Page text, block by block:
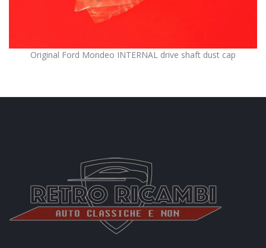
Original Ford Mondeo INTERNAL drive shaft dust cap